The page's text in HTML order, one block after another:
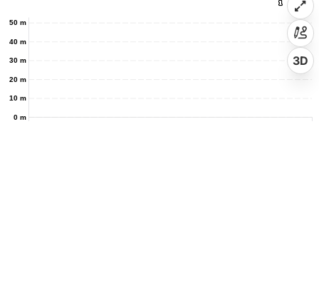
0 m
10 m
20 m
30 m
40 m
50 m
3D